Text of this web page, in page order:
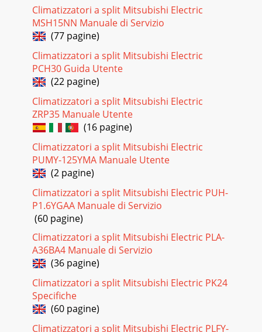
En-8Even if these items are checked, when the unit does not
recover from the trouble, stop using the air conditioner and
consult your dealer.Symptom E
Climatizzatori a split Mitsubishi Electric
MSH15NN Manuale di Servizio
(77 pagine)
Climatizzatori a split Mitsubishi Electric
PCH30 Guida Utente
(22 pagine)
Climatizzatori a split Mitsubishi Electric
ZRP35 Manuale Utente
(16 pagine)
Climatizzatori a split Mitsubishi Electric
PUMY-125YMA Manuale Utente
(2 pagine)
Climatizzatori a split Mitsubishi Electric PUH-
P1.6YGAA Manuale di Servizio
(60 pagine)
Climatizzatori a split Mitsubishi Electric PLA-
A36BA4 Manuale di Servizio
(36 pagine)
Climatizzatori a split Mitsubishi Electric PK24
Specifiche
(60 pagine)
Climatizzatori a split Mitsubishi Electric PLFY-